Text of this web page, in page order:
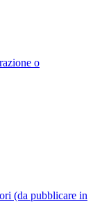
o
(da pubblicare in